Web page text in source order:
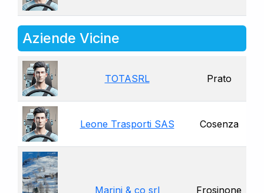
Aziende Vicine
TOTASRL Prato
Leone Trasporti SAS Cosenza
Marini & co srl Frosinone